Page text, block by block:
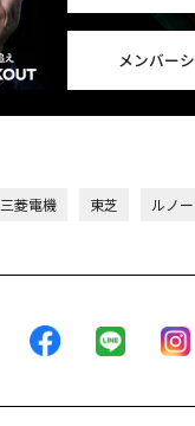
メンバー
三菱電機 東芝 ルノー